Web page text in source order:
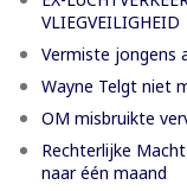
VLIEGVEILIGHEID
Vermiste jongens
Wayne Telgt niet
OM misbruikte
Rechterlijke
naar één maand